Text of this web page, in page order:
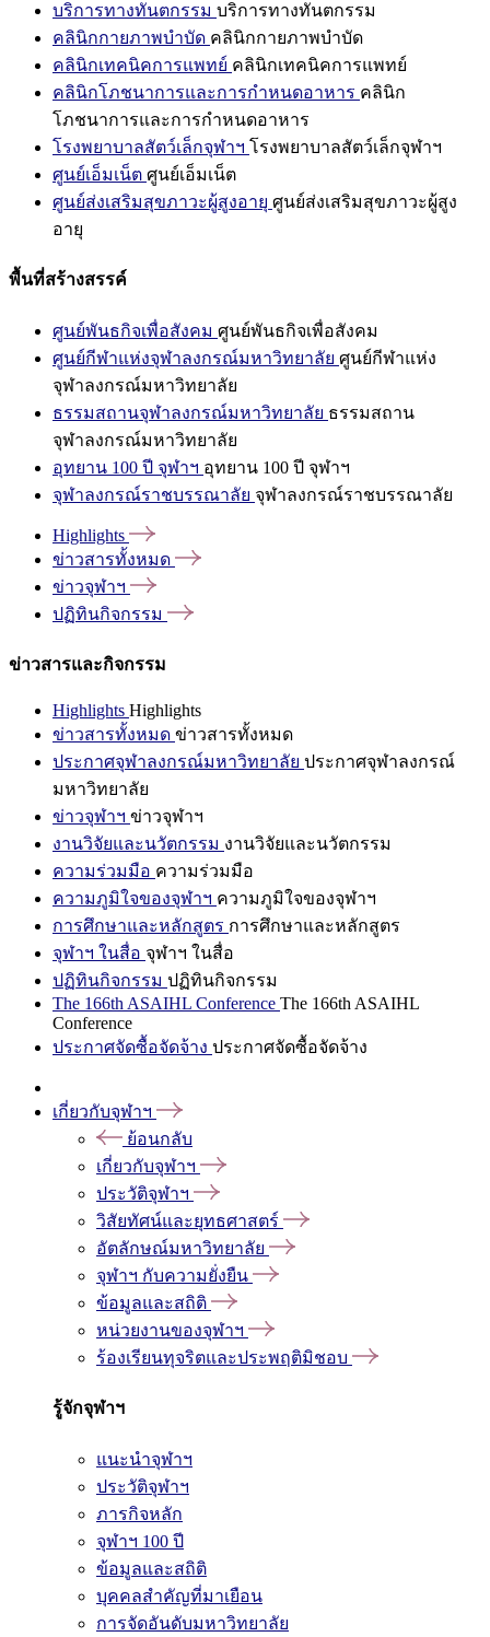
บริการทางทันตกรรม บริการทางทันตกรรม
คลินิกกายภาพบำบัด คลินิกกายภาพบำบัด
คลินิกเทคนิคการแพทย์ คลินิกเทคนิคการแพทย์
คลินิกโภชนาการและการกำหนดอาหาร คลินิก
โภชนาการและการกำหนดอาหาร
โรงพยาบาลสัตว์เล็กจุฬาฯ โรงพยาบาลสัตว์เล็กจุฬาฯ
ศูนย์เอ็มเน็ต ศูนย์เอ็มเน็ต
ศูนย์ส่งเสริมสุขภาวะผู้สูงอายุ ศูนย์ส่งเสริมสุขภาวะผู้สูง
อายุ
พื้นที่สร้างสรรค์
ศูนย์พันธกิจเพื่อสังคม ศูนย์พันธกิจเพื่อสังคม
ศูนย์กีฬาแห่งจุฬาลงกรณ์มหาวิทยาลัย ศูนย์กีฬาแห่ง
จุฬาลงกรณ์มหาวิทยาลัย
ธรรมสถานจุฬาลงกรณ์มหาวิทยาลัย ธรรมสถาน
จุฬาลงกรณ์มหาวิทยาลัย
อุทยาน 100 ปี จุฬาฯ อุทยาน 100 ปี จุฬาฯ
จุฬาลงกรณ์ราชบรรณาลัย จุฬาลงกรณ์ราชบรรณาลัย
Highlights
ข่าวสารทั้งหมด
ข่าวจุฬาฯ
ปฏิทินกิจกรรม
ข่าวสารและกิจกรรม
Highlights Highlights
ข่าวสารทั้งหมด ข่าวสารทั้งหมด
ประกาศจุฬาลงกรณ์มหาวิทยาลัย ประกาศจุฬาลงกรณ์
มหาวิทยาลัย
ข่าวจุฬาฯ ข่าวจุฬาฯ
งานวิจัยและนวัตกรรม งานวิจัยและนวัตกรรม
ความร่วมมือ ความร่วมมือ
ความภูมิใจของจุฬาฯ ความภูมิใจของจุฬาฯ
การศึกษาและหลักสูตร การศึกษาและหลักสูตร
จุฬาฯ ในสื่อ จุฬาฯ ในสื่อ
ปฏิทินกิจกรรม ปฏิทินกิจกรรม
The 166th ASAIHL Conference The 166th ASAIHL
Conference
ประกาศจัดซื้อจัดจ้าง ประกาศจัดซื้อจัดจ้าง
เกี่ยวกับจุฬาฯ
ย้อนกลับ
เกี่ยวกับจุฬาฯ
ประวัติจุฬาฯ
วิสัยทัศน์และยุทธศาสตร์
อัตลักษณ์มหาวิทยาลัย
จุฬาฯ กับความยั่งยืน
ข้อมูลและสถิติ
หน่วยงานของจุฬาฯ
ร้องเรียนทุจริตและประพฤติมิชอบ
รู้จักจุฬาฯ
แนะนำจุฬาฯ
ประวัติจุฬาฯ
ภารกิจหลัก
จุฬาฯ 100 ปี
ข้อมูลและสถิติ
บุคคลสำคัญที่มาเยือน
การจัดอันดับมหาวิทยาลัย